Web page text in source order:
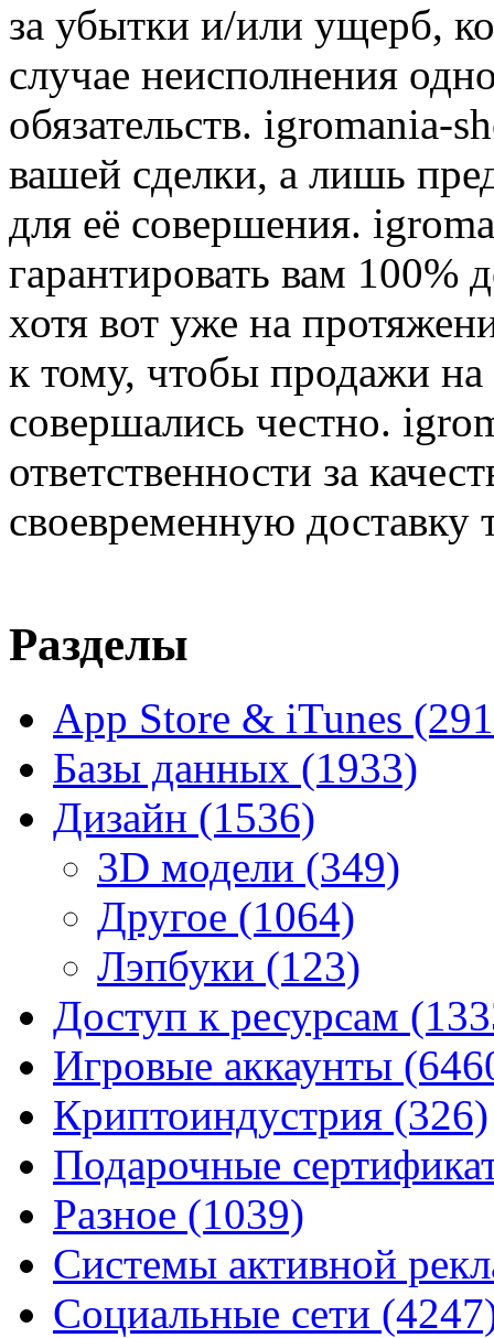
за убытки и/или ущерб,
случае неисполнения
обязательств. igromania-
вашей сделки, а лишь
для её совершения.
гарантировать вам 100%
хотя вот уже на
к тому, чтобы продажи
совершались честно.
ответственности за
своевременную доставку
Разделы
App Store & iTunes
Базы данных (1933)
Дизайн (1536)
3D модели (349)
Другое (1064)
Лэпбуки (123)
Доступ к ресурсам
Игровые аккаунты
Криптоиндустрия (326)
Подарочные
Разное (1039)
Системы активной
Социальные сети